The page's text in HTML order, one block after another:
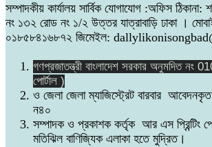
সম্পাদকীয় কার্যালয় সার্বিক যোগাযোগ :অফিস ঠিকানা:
নং ১৩২ রোড নং ১/২ উত্তর যাত্রাবাড়ি ঢাকা ।
০১৮৫৮৪১৬৮৭২ জিমেইল:
গণপ্রজাতন্ত্রী বাংলাদেশ সরকার অনুমদিত নং
পোর্টাল )
ও জেলা জেলা ম্যাজিস্ট্রেট বারবার
ন৪০
সম্পাদক ও প্রকাশক কর্তৃক আর এস প্রিন্টিং
মতিঝিল বাণিজ্যিক এলাকা হতে মুদ্রিত।